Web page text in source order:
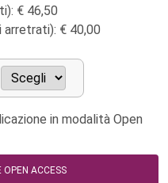
€ 46,50
€ 40,00
in modalità Open
ACCESS